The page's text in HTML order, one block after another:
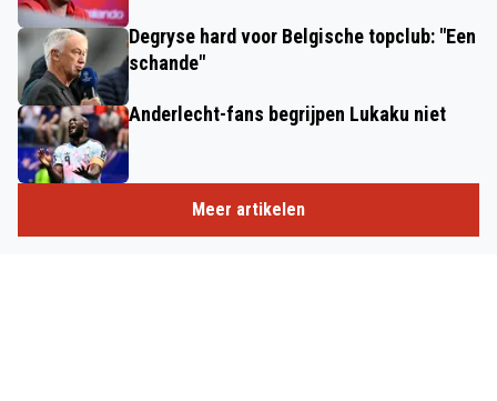
Degryse hard voor Belgische topclub: "Een
schande"
Anderlecht-fans begrijpen Lukaku niet
Meer artikelen